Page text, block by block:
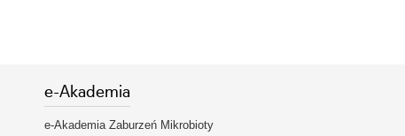
e-Akademia
e-Akademia Zaburzeń Mikrobioty